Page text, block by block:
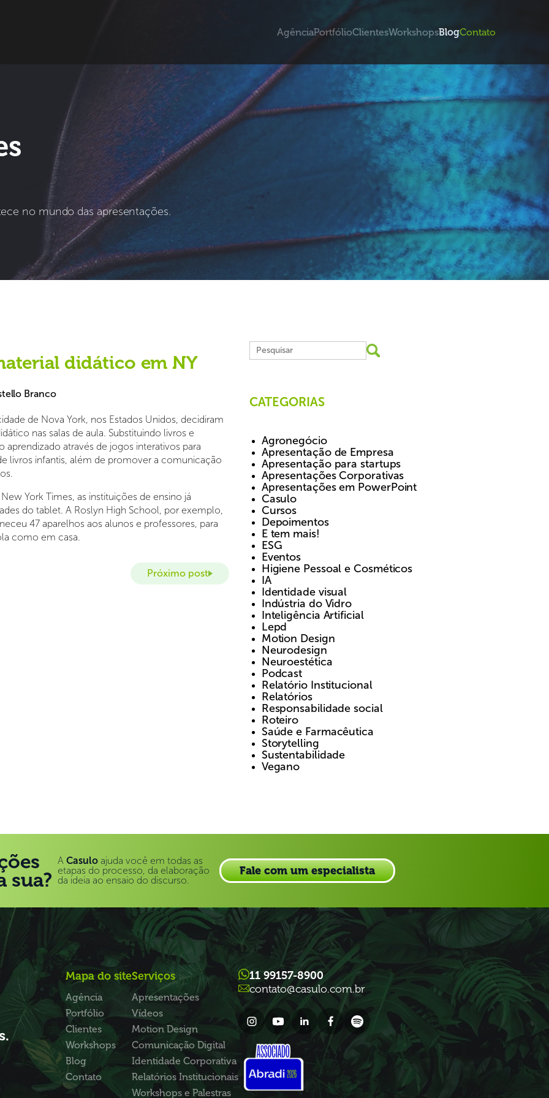
AgênciaPortfólioClientesWorkshopsBlogContato
no mundo das apresentações.
didático em NY
Branco
de Nova York, nos Estados Unidos, decidiram
nas salas de aula. Substituindo livros e
aprendizado através de jogos interativos para
livros infantis, além de promover a comunicação
York Times, as instituições de ensino já
do tablet. A Roslyn High School, por exemplo,
47 aparelhos aos alunos e professores, para
como em casa.
Próximo post
CATEGORIAS
Agronegócio
Apresentação de Empresa
Apresentação para startups
Apresentações Corporativas
Apresentações em PowerPoint
Casulo
Cursos
Depoimentos
E tem mais!
ESG
Eventos
Higiene Pessoal e Cosméticos
IA
Identidade visual
Indústria do Vidro
Inteligência Artificial
Lepd
Motion Design
Neurodesign
Neuroestética
Podcast
Relatório Institucional
Relatórios
Responsabilidade social
Roteiro
Saúde e Farmacêutica
Storytelling
Sustentabilidade
Vegano
sua?
A Casuloajuda você em todas as
etapas do processo, da elaboração
da ideia ao ensaio do discurso.
Fale com um especialista
Mapa do site
Agência
Portfólio
Clientes
Workshops
Blog
Contato
Serviços
Apresentações
Vídeos
Motion Design
Comunicação Digital
Identidade Corporativa
Relatórios Institucionais
Workshops e Palestras
11 99157-8900
contato@casulo.com.br